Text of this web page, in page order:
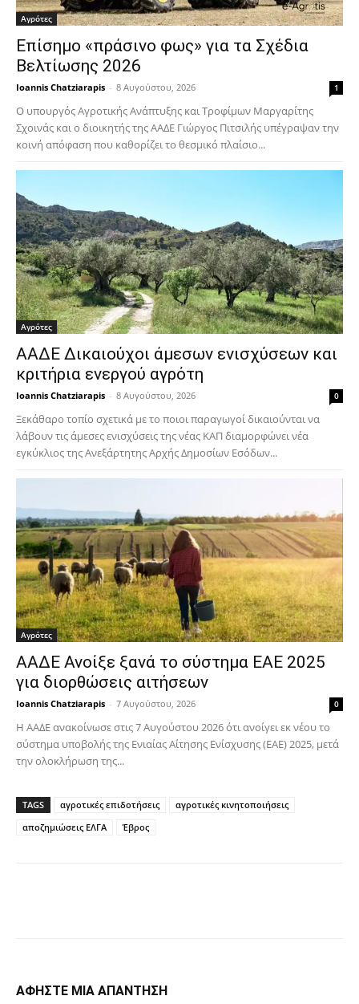
Αγρότες
Επίσημο «πράσινο φως» για τα Σχέδια
Βελτίωσης 2026
Ioannis Chatziarapis - 8 Αυγούστου, 2026 1
Ο υπουργός Αγροτικής Ανάπτυξης και Τροφίμων Μαργαρίτης
Σχοινάς και ο διοικητής της ΑΑΔΕ Γιώργος Πιτσιλής υπέγραψαν την
κοινή απόφαση που καθορίζει το θεσμικό πλαίσιο...
Αγρότες
ΑΑΔΕ Δικαιούχοι άμεσων ενισχύσεων και
κριτήρια ενεργού αγρότη
Ioannis Chatziarapis - 8 Αυγούστου, 2026 0
Ξεκάθαρο τοπίο σχετικά με το ποιοι παραγωγοί δικαιούνται να
λάβουν τις άμεσες ενισχύσεις της νέας ΚΑΠ διαμορφώνει νέα
εγκύκλιος της Ανεξάρτητης Αρχής Δημοσίων Εσόδων...
Αγρότες
ΑΑΔΕ Ανοίξε ξανά το σύστημα ΕΑΕ 2025
για διορθώσεις αιτήσεων
Ioannis Chatziarapis - 7 Αυγούστου, 2026 0
Η ΑΑΔΕ ανακοίνωσε στις 7 Αυγούστου 2026 ότι ανοίγει εκ νέου το
σύστημα υποβολής της Ενιαίας Αίτησης Ενίσχυσης (ΕΑΕ) 2025, μετά
την ολοκλήρωση της...
TAGS αγροτικές επιδοτήσεις
αγροτικές κινητοποιήσεις
αποζημιώσεις ΕΛΓΑ
Έβρος
ΑΦΗΣΤΕ ΜΙΑ ΑΠΑΝΤΗΣΗ